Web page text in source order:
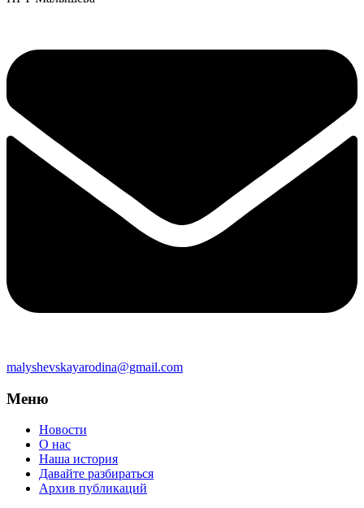
malyshevskayarodina@gmail.com
Меню
Новости
О нас
Наша история
Давайте разбираться
Архив публикаций